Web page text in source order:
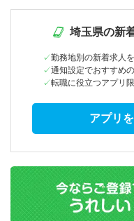
埼玉県の新
勤務地別の新着求人
通知設定でおすすめ
転職に役立つアプリ
アプリ